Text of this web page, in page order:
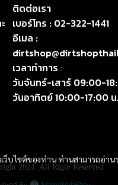
บไซต์ของท่าน ท่านสามารถอ่าน
ติดต่อเรา
เบอร์โทร : 02-322-1441
อีเมล :
เวลาทำการ :
วันจันทร์-เสาร์ 09:00-
วันอาทิตย์ 10:00-17:00
2024. All Right Reserved.